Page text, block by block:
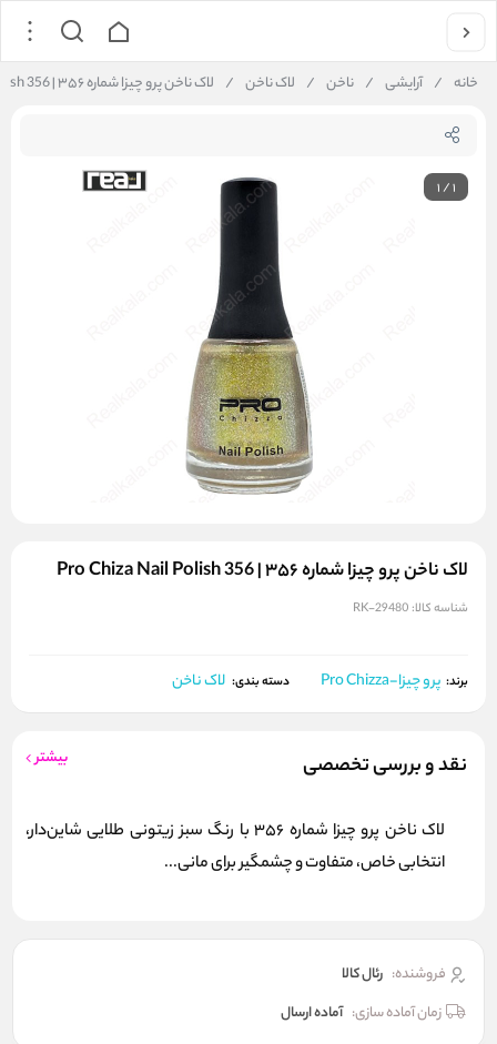
خانه / آرایشی / ناخن / لاک ناخن / لاک ناخن پرو چیزا شماره ۳۵۶ | Pro Chiza Nail Polish 356
1/1
لاک ناخن پرو چیزا شماره ۳۵۶ | Pro Chiza Nail Polish 356
شناسه کالا: RK-29480
برند: پرو چیزا-Pro Chizza دسته بندی: لاک ناخن
نقد و بررسی تخصصی بیشتر
لاک ناخن پرو چیزا شماره 356 با رنگ سبز زیتونی طلایی شاین‌دار،
انتخابی خاص، متفاوت و چشمگیر برای مانی...
فروشنده: رئال كالا
زمان آماده سازی: آماده ارسال